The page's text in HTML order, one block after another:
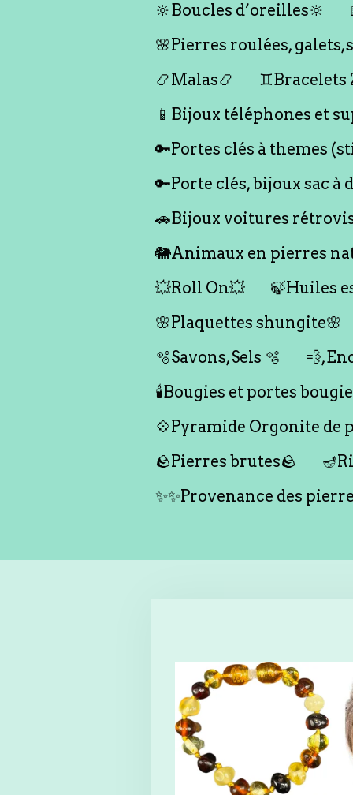
🔆Boucles d’oreilles🔆
🌸Pierres roulées,
📿Malas📿
♊️Bracelets
📱Bijoux téléphones et
🔑Portes clés à themes
🔑Porte clés, bijoux sac à
🚗Bijoux voitures
🐘Animaux en pierres
💥Roll On💥
🍃Huiles
🌸Plaquettes shungite🌸
🫧Savons,Sels 🫧
🕯️Bougies et portes
💠Pyramide Orgonite
🪨Pierres brutes🪨
✨✨Provenance des